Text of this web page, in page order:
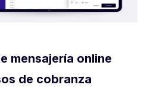
mensajería online
de cobranza